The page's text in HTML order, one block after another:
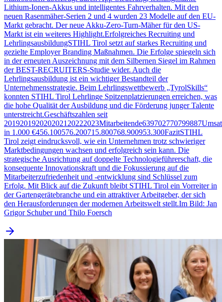
Lithium-Ionen-Akkus und intelligentes Fahrverhalten. Mit den
neuen Rasenmäher-Serien 2 und 4 wurden 23 Modelle auf den EU-
Markt gebracht. Der neue Akku-Zero-Turn-Mäher für den US-
Markt ist ein weiteres Highlight.Erfolgreiches Recruiting und
LehrlingsausbildungSTIHL Tirol setzt auf starkes Recruiting und
gezielte Employer Branding Maßnahmen. Die Erfolge spiegeln sich
in der erneuten Auszeichnung mit dem Silbernen Siegel im Rahmen
der BEST-RECRUITERS-Studie wider. Auch die
Lehrlingsausbildung ist ein wichtiger Bestandteil der
Unternehmensstrategie. Beim Lehrlingswettbewerb „TyrolSkills“
konnten STIHL Tirol Lehrlinge Spitzenplatzierungen erreichen, was
die hohe Qualität der Ausbildung und die Förderung junger Talente
unterstreicht.Geschäftszahlen seit
in 1.000 €456.100576.200715.800768.900953.300FazitSTIHL
Tirol zeigt eindrucksvoll, wie ein Unternehmen trotz schwieriger
Marktbedingungen wachsen und erfolgreich sein kann. Die
strategische Ausrichtung auf doppelte Technologieführerschaft, die
konsequente Innovationskraft und die Fokussierung auf die
Mitarbeiterzufriedenheit und -entwicklung sind Schlüssel zum
Erfolg. Mit Blick auf die Zukunft bleibt STIHL Tirol ein Vorreiter in
der Gartengerätebranche und ein attraktiver Arbeitgeber, der sich
den Herausforderungen der modernen Arbeitswelt stellt.Im Bild: Jan
Grigor Schuber und Thilo Foersch